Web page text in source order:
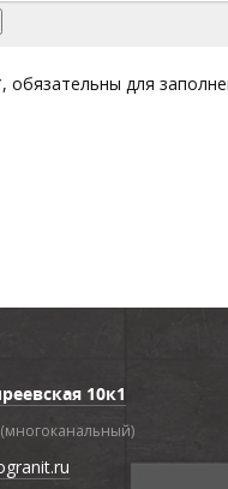
для
10к1
(многоканальный)